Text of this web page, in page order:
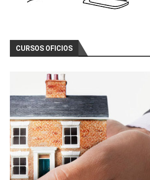
CURSOS OFICIOS